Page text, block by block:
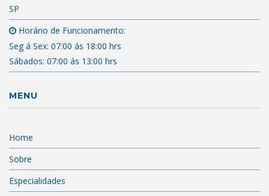
SP
Horário de Funcionamento:
Seg á Sex: 07:00 ás 18:00 hrs
Sábados: 07:00 ás 13:00 hrs
MENU
Home
Sobre
Especialidades